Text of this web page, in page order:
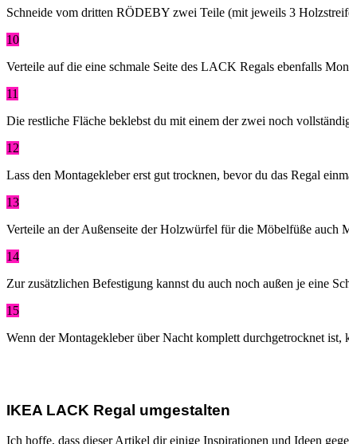
Schneide vom dritten RÖDEBY zwei Teile (mit jeweils 3
10
Verteile auf die eine schmale Seite des LACK Regals ebenfalls
11
Die restliche Fläche beklebst du mit einem der zwei noch
12
Lass den Montagekleber erst gut trocknen, bevor du das Regal
13
Verteile an der Außenseite der Holzwürfel für die Möbelfüße auch
14
Zur zusätzlichen Befestigung kannst du auch noch außen je eine
15
Wenn der Montagekleber über Nacht komplett durchgetrocknet
IKEA LACK Regal umgestalten
Ich hoffe, dass dieser Artikel dir einige Inspirationen und Ideen